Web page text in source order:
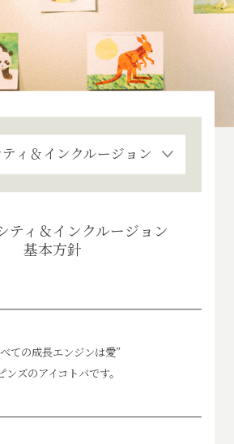
ィ＆インクルージョン
ティ＆インクルージョン
基本方針
ての成長エンジンは愛”
ンズのアイコトバです。